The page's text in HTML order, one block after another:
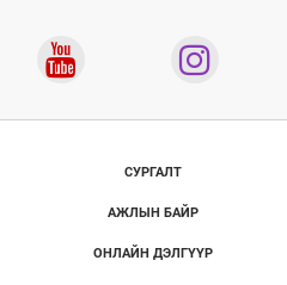
СУРГАЛТ
АЖЛЫН БАЙР
ОНЛАЙН ДЭЛГҮҮР